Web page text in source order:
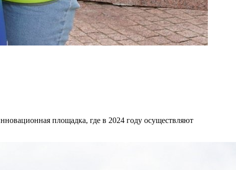
площадка, где в 2024 году осуществляют